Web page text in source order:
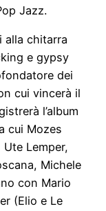
Jazz.
alla chitarra
e gypsy
dei
cui vincerà il
l’album
cui Mozes
Lemper,
Michele
con Mario
(Elio e Le